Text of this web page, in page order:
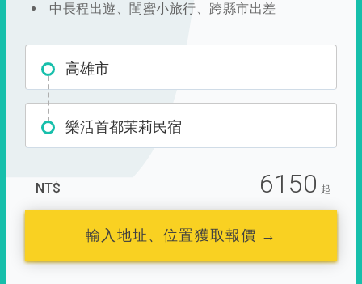
中長程出遊、閨蜜小旅行、跨縣市出差
高雄市
樂活首都茉莉民宿
NT$ 6150 起
輸入地址、位置獲取報價 →